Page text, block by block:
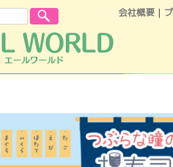
会社概要 ｜